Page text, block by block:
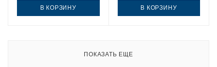
В КОРЗИНУ В КОРЗИНУ
ПОКАЗАТЬ ЕЩЕ